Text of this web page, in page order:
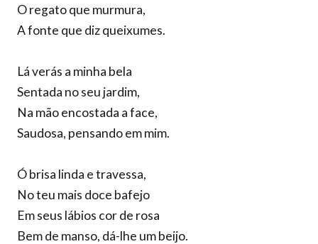
O regato que murmura,
A fonte que diz queixumes.
Lá verás a minha bela
Sentada no seu jardim,
Na mão encostada a face,
Saudosa, pensando em mim.
Ó brisa linda e travessa,
No teu mais doce bafejo
Em seus lábios cor de rosa
Bem de manso, dá-lhe um beijo.